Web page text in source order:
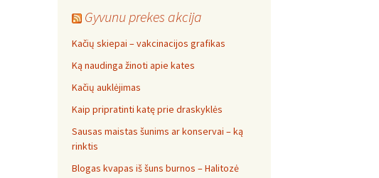
Gyvunu prekes akcija
Kačių skiepai – vakcinacijos grafikas
Ką naudinga žinoti apie kates
Kačių auklėjimas
Kaip pripratinti katę prie draskyklės
Sausas maistas šunims ar konservai – ką
rinktis
Blogas kvapas iš šuns burnos – Halitozė